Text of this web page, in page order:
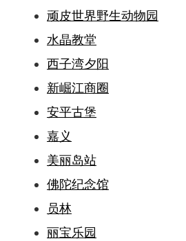
顽皮世界野生动物园
水晶教堂
西子湾夕阳
新崛江商圈
安平古堡
嘉义
美丽岛站
佛陀纪念馆
员林
丽宝乐园